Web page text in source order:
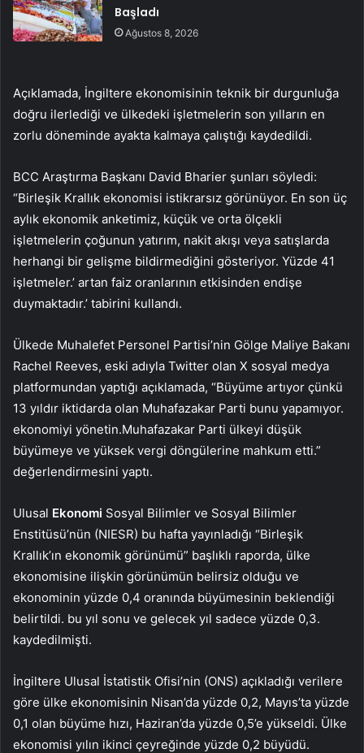
Başladı
Ağustos 8, 2026
Açıklamada, İngiltere ekonomisinin teknik bir durgunluğa
doğru ilerlediği ve ülkedeki işletmelerin son yılların en
zorlu döneminde ayakta kalmaya çalıştığı kaydedildi.
BCC Araştırma Başkanı David Bharier şunları söyledi:
“Birleşik Krallık ekonomisi istikrarsız görünüyor. En son üç
aylık ekonomik anketimiz, küçük ve orta ölçekli
işletmelerin çoğunun yatırım, nakit akışı veya satışlarda
herhangi bir gelişme bildirmediğini gösteriyor. Yüzde 41
işletmeler.’ artan faiz oranlarının etkisinden endişe
duymaktadır.’ tabirini kullandı.
Ülkede Muhalefet Personel Partisi’nin Gölge Maliye Bakanı
Rachel Reeves, eski adıyla Twitter olan X sosyal medya
platformundan yaptığı açıklamada, “Büyüme artıyor çünkü
13 yıldır iktidarda olan Muhafazakar Parti bunu yapamıyor.
ekonomiyi yönetin.Muhafazakar Parti ülkeyi düşük
büyümeye ve yüksek vergi döngülerine mahkum etti.”
değerlendirmesini yaptı.
Ulusal Ekonomi Sosyal Bilimler ve Sosyal Bilimler
Enstitüsü’nün (NIESR) bu hafta yayınladığı “Birleşik
Krallık’ın ekonomik görünümü” başlıklı raporda, ülke
ekonomisine ilişkin görünümün belirsiz olduğu ve
ekonominin yüzde 0,4 oranında büyümesinin beklendiği
belirtildi. bu yıl sonu ve gelecek yıl sadece yüzde 0,3.
kaydedilmişti.
İngiltere Ulusal İstatistik Ofisi’nin (ONS) açıkladığı verilere
göre ülke ekonomisinin Nisan’da yüzde 0,2, Mayıs’ta yüzde
0,1 olan büyüme hızı, Haziran’da yüzde 0,5’e yükseldi. Ülke
ekonomisi yılın ikinci çeyreğinde yüzde 0,2 büyüdü.